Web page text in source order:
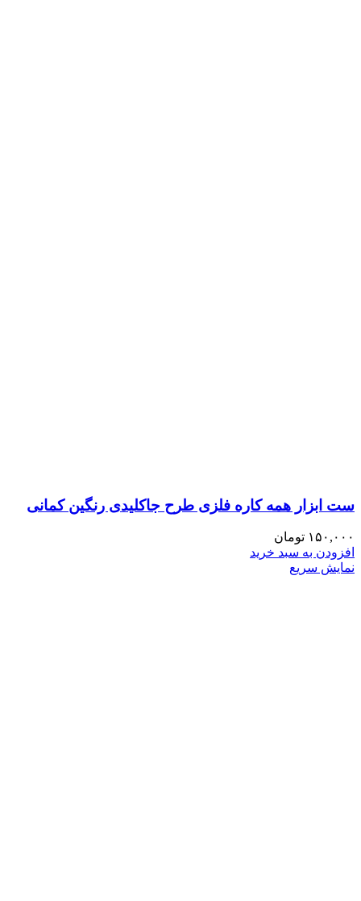
ست ابزار همه کاره فلزی طرح جاکلیدی رنگین کمانی
۱۵۰,۰۰۰ تومان
افزودن به سبد خرید
نمایش سریع